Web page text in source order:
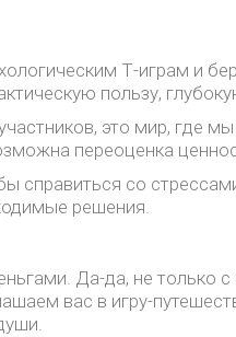
Т-играм и
пользу,
это мир, где
переоценка
справиться со
решения.
Да-да, не только с
вас в игру-
⠀